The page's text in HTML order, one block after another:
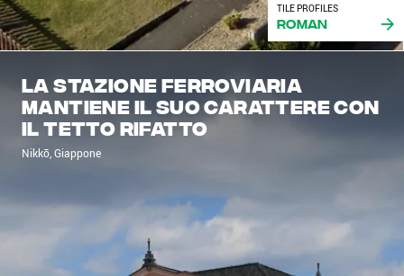
TILE PROFILES
Roman
La stazione ferroviaria
mantiene il suo carattere con
il tetto rifatto
Nikkō, Giappone